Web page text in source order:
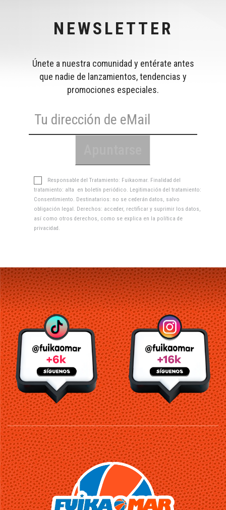
NEWSLETTER
Únete a nuestra comunidad y entérate antes
que nadie de lanzamientos, tendencias y
promociones especiales.
Responsable del Tratamiento: Fuikaomar. Finalidad del
tratamiento: alta en boletín periódico. Legitimación del tratamiento:
Consentimiento. Destinatarios: no se cederán datos, salvo
obligación legal. Derechos: acceder, rectificar y suprimir los datos,
así como otros derechos, como se explica en la política de
privacidad .